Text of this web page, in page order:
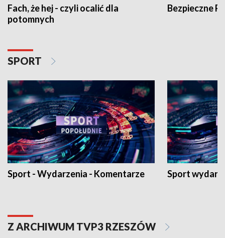
Fach, że hej - czyli ocalić dla
potomnych
Bezpieczne
SPORT
Sport - Wydarzenia - Komentarze Sport
Z ARCHIWUM TVP3 RZESZÓW